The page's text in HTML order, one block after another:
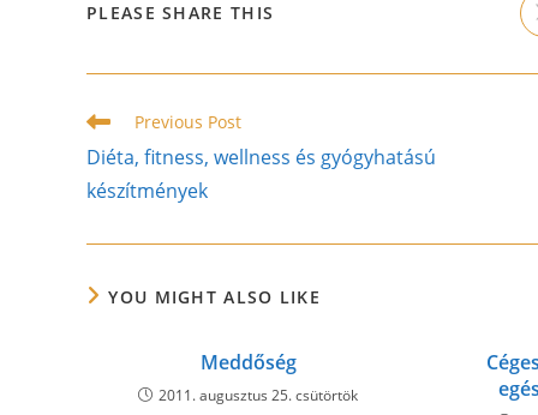
PLEASE SHARE THIS
Read
more
articles
Previous Post
Diéta, fitness, wellness és gyógyhatású
készítmények
YOU MIGHT ALSO LIKE
Meddőség
2011. augusztus 25. csütörtök